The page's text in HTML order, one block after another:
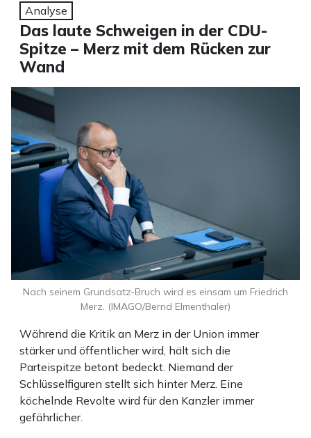
Analyse
Das laute Schweigen in der CDU-
Spitze – Merz mit dem Rücken zur
Wand
Während die Kritik an Merz in der Union immer
stärker und öffentlicher wird, hält sich die
Parteispitze betont bedeckt. Niemand der
Schlüsselfiguren stellt sich hinter Merz. Eine
köchelnde Revolte wird für den Kanzler immer
gefährlicher.
Nach seinem Grundsatz-Bruch wird es einsam um Friedrich
Merz. (IMAGO/Bernd Elmenthaler)